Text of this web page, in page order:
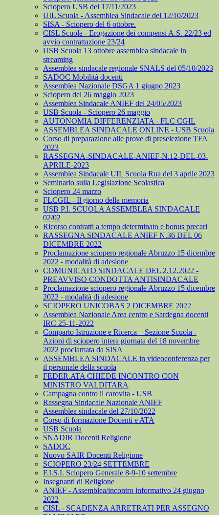
Sciopero USB del 17/11/2023
UIL Scuola - Assemblea Sindacale del 12/10/2023
SISA - Sciopero del 6 ottobre.
CISL Scuola - Erogazione dei compensi A.S. 22/23 ed
avvio contrattazione 23/24
USB Scuola 13 ottobre assemblea sindacale in
streaming
Assemblea sindacale regionale SNALS del 05/10/2023
SADOC Mobilità docenti
Assemblea Nazionale DSGA 1 giugno 2023
Sciopero del 26 maggio 2023
Assemblea Sindacale ANIEF del 24/05/2023
USB Scuola - Sciopero 26 maggio
AUTONOMIA DIFFERENZIATA - FLC CGIL
ASSEMBLEA SINDACALE ONLINE - USB Scuola
Corso di preparazione alle prove di preselezione TFA
2023
RASSEGNA-SINDACALE-ANIEF-N.12-DEL-03-
APRILE-2023
Assemblea Sindacale UIL Scuola Rua del 3 aprile 2023
Seminario sulla Legislazione Scolastica
Sciopero 24 marzo
FLCGIL - Il giorno della memoria
USB P.I. SCUOLA ASSEMBLEA SINDACALE
02/02
Ricorso contratti a tempo determinato e bonus precari
RASSEGNA SINDACALE ANIEF N.36 DEL 06
DICEMBRE 2022
Proclamazione sciopero regionale Abruzzo 15 dicembre
2022 - modalità di adesione
COMUNICATO SINDACALE DEL 2.12.2022 -
PREAVVISO CONDOTTA ANTISINDACALE
Proclamazione sciopero regionale Abruzzo 15 dicembre
2022 - modalità di adesione
SCIOPERO UNICOBAS 2 DICEMBRE 2022
Assemblea Nazionale Area centro e Sardegna docenti
IRC 25-11-2022
Comparto Istruzione e Ricerca – Sezione Scuola -
Azioni di sciopero intera giornata del 18 novembre
2022 proclamata da SISA
ASSEMBLEA SINDACALE in videoconferenza per
il personale della scuola
FEDER.ATA CHIEDE INCONTRO CON
MINISTRO VALDITARA
Campagna contro il carovita - USB
Rassegna Sindacale Nazionale ANIEF
Assemblea sindacale del 27/10/2022
Corso di formazione Docenti e ATA
USB Scuola
SNADIR Docenti Religione
SADOC
Nuovo SAIR Docenti Religione
SCIOPERO 23/24 SETTEMBRE
F.I.S.I. Sciopero Generale 8-9-10 settembre
Insegnanti di Religione
ANIEF - Assemblea/incontro informativo 24 giugno
2022
CISL - SCADENZA ARRETRATI PER ASSEGNO